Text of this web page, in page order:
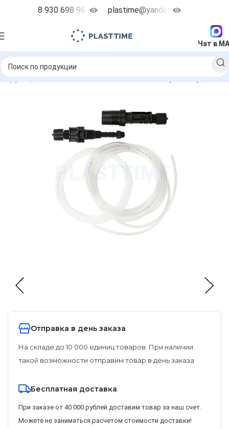
8 930 698 98 38 plastime@yandex.ru
Чат в
насосы Запчасти Клапана забора и впрыска
Отправка в день заказа
На складе до 10 000 единиц товаров. При наличии
такой возможности отправим товар в день заказа
Бесплатная доставка
При заказе от 40 000 рублей доставим товар за наш счет.
Можете не заниматься расчетом стоимости доставки!